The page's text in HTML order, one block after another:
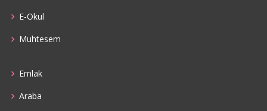
E-Okul
Muhtesem
Emlak
Araba